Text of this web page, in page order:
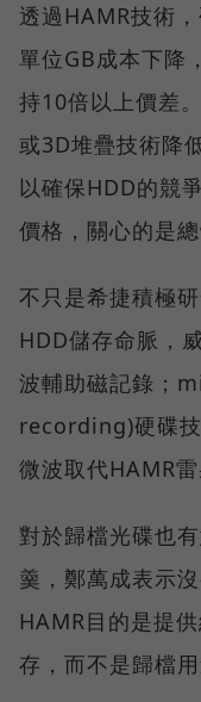
透過HAMR技術
單位GB成本下降
持10倍以上價差
或3D堆疊技術降
以確保HDD的競
價格，關心的是
不只是希捷積極
HDD儲存命脈，
波輔助磁記錄；
recording)硬碟
微波取代HAMR雷
對於歸檔光碟也
羹，鄭萬成表示
HAMR目的是提
存，而不是歸檔用